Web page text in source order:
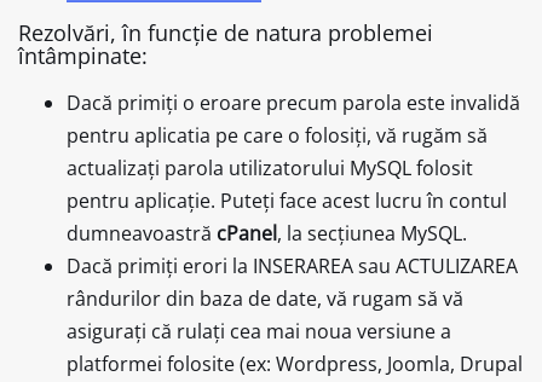
Rezolvări, în funcție de natura problemei
întâmpinate:
Dacă primiți o eroare precum parola este invalidă
pentru aplicatia pe care o folosiți, vă rugăm să
actualizați parola utilizatorului MySQL folosit
pentru aplicație. Puteți face acest lucru în contul
dumneavoastră cPanel, la secțiunea MySQL.
Dacă primiți erori la INSERAREA sau ACTULIZAREA
rândurilor din baza de date, vă rugam să vă
asigurați că rulați cea mai noua versiune a
platformei folosite (ex: Wordpress, Joomla, Drupal